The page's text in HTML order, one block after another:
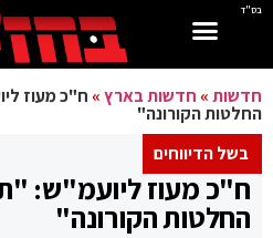
בס"ד
חדשות» חדשות בארץ» ח"כ מעוז
החלטות הקורונה"
בשל הדיווחים
ח"כ מעוז ליועמ"ש:
החלטות הקורונה"